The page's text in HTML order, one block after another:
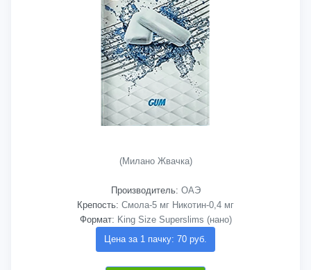
(Милано Жвачка)
Производитель: ОАЭ
Крепость: Смола-5 мг Никотин-0,4 мг
Формат: King Size Superslims (нано)
Цена за 1 пачку: 70 руб.